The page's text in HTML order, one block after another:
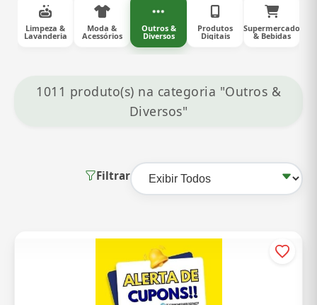
Limpeza &
Lavanderia
Moda &
Acessórios
Outros &
Diversos
Produtos
Digitais
Supermercado
& Bebidas
1011 produto(s) na categoria "Outros &
Diversos"
Filtrar